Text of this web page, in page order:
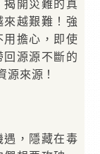
開災難的真
越艱難！強
擔心，即使
源源不斷的
來源！
，隱藏在毒